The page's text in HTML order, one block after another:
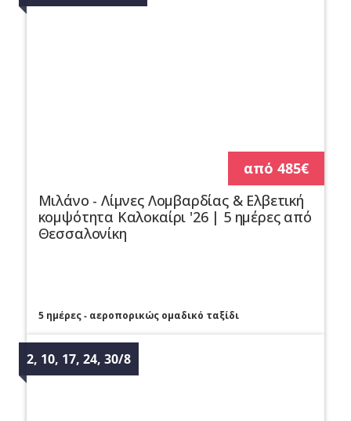
από 485€
Μιλάνο - Λίμνες Λομβαρδίας & Ελβετική
κομψότητα Καλοκαίρι '26 | 5 ημέρες από
Θεσσαλονίκη
5 ημέρες - αεροπορικώς ομαδικό ταξίδι
2, 10, 17, 24, 30/8